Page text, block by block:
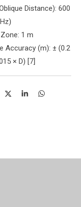
Distance): 600
1 m
Accuracy (m): ± (0.2
× D) [7]
Deel ShareDelen